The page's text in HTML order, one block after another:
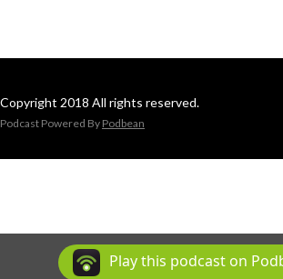
Copyright 2018 All rights reserved.
Podcast Powered By Podbean
Play this podcast on